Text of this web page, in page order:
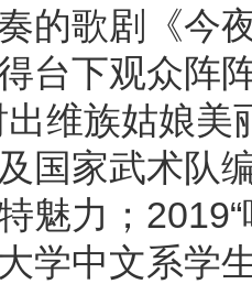
的歌剧《今
台下观众阵
出维族姑娘
国家武术队
魅力；
学中文系学